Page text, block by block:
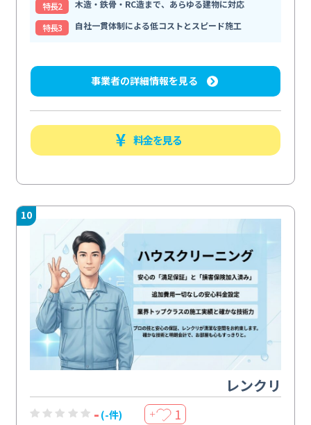
特⻑2
木造・鉄骨・RC造まで、あらゆる建物に対応
特⻑3
自社一貫体制による低コストとスピード施工
事業者の詳細情報を見る
料金を見る
10
レンクリ
- (-件) ＋ 1